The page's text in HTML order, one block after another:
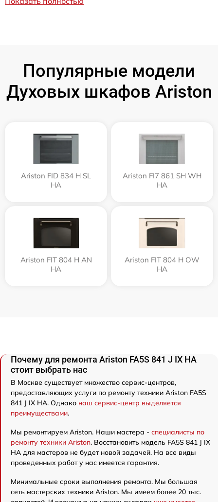
Популярные модели
Духовых шкафов Ariston
Ariston FID 834 H SL
HA
Ariston FI7 861 SH WH
HA
Ariston FIT 804 H AN
HA
Ariston FIT 804 H OW
HA
Почему для ремонта Ariston FA5S 841 J IX HA
стоит выбрать нас
В Москве существует множество сервис-центров,
предоставляющих услуги по ремонту техники Ariston FA5S
841 J IX HA. Однако наш сервис-центр выделяется
преимуществами.
Мы ремонтируем Ariston. Наши мастера - специалисты по
ремонту техники Ariston. Восстановить модель FA5S 841 J IX
HA для мастеров не будет новой задачей. На все виды
проведенных работ у нас имеется гарантия.
Минимальные сроки выполнения ремонта. Мы большая
сеть мастерских техники Ariston. Мы имеем более 20 тыс.